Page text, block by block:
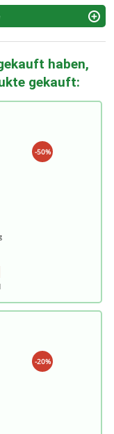
haben,
gekauft:
-50%
-20%